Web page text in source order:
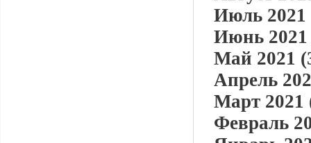
Июль 2021
Июнь 2021
Май 2021
Апрель
Март 2021
Февраль